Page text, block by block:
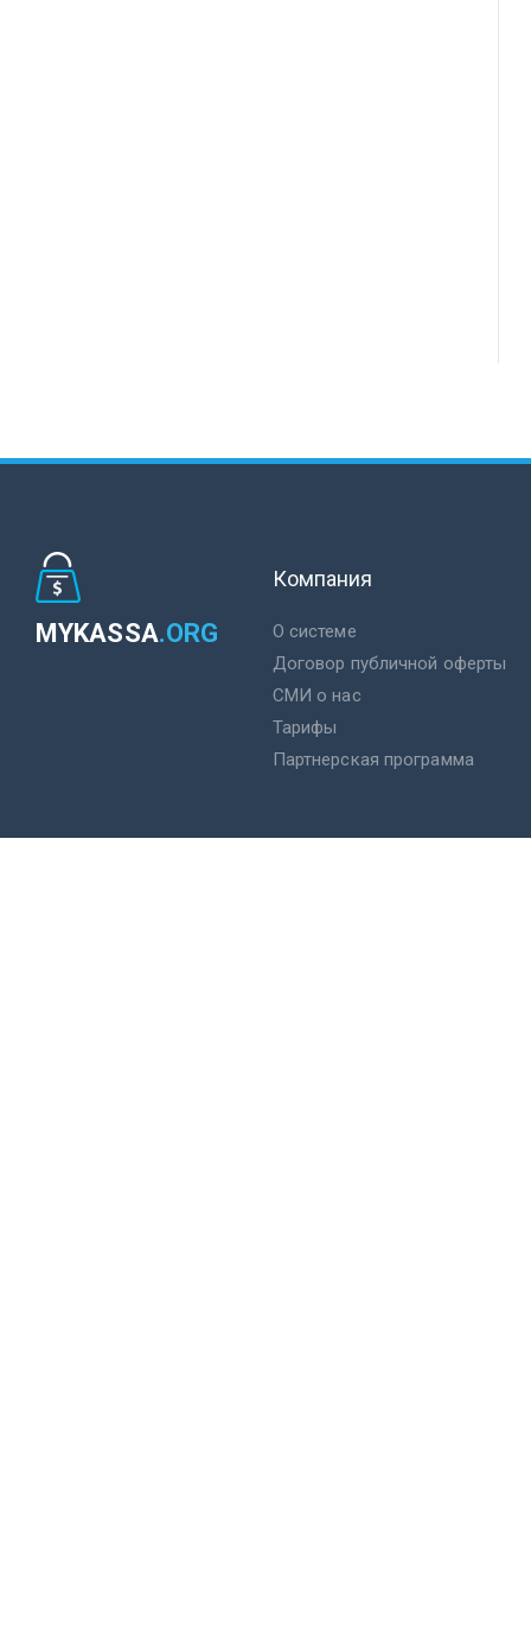
MYKASSA.ORG
Компания
О системе
Договор публичной оферты
СМИ о нас
Тарифы
Партнерская программа